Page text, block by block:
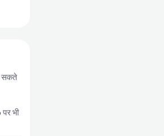
सकते
पर भी